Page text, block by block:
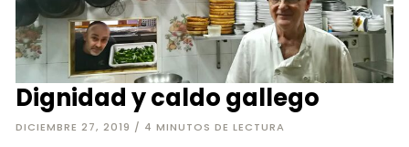
Dignidad y caldo gallego
DICIEMBRE 27, 2019 / 4 MINUTOS DE LECTURA